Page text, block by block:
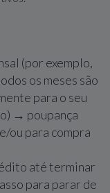
(por exemplo,
os meses são
para o seu
→ poupança
ou para compra
até terminar
para parar de